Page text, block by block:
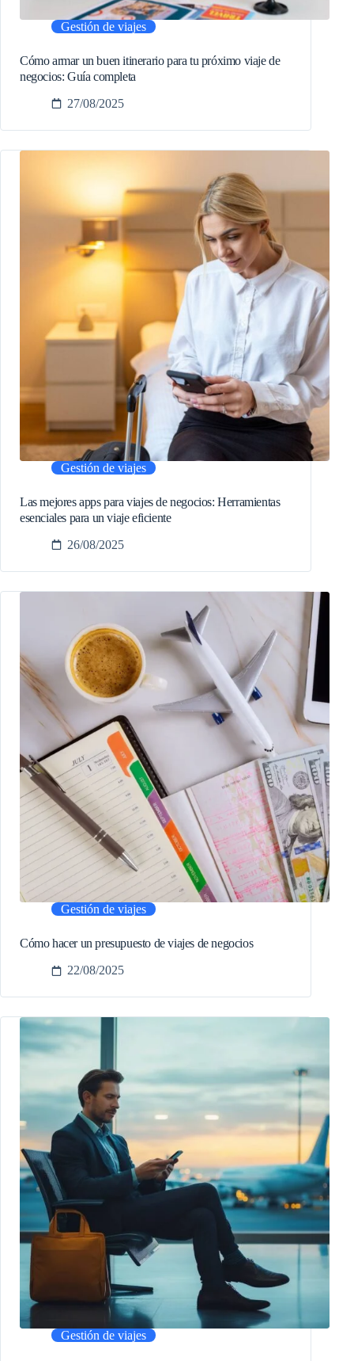
Gestión de viajes
Cómo armar un buen itinerario para tu próximo viaje de
negocios: Guía completa
27/08/2025
Gestión de viajes
Las mejores apps para viajes de negocios: Herramientas
esenciales para un viaje eficiente
26/08/2025
Gestión de viajes
Cómo hacer un presupuesto de viajes de negocios
22/08/2025
Gestión de viajes